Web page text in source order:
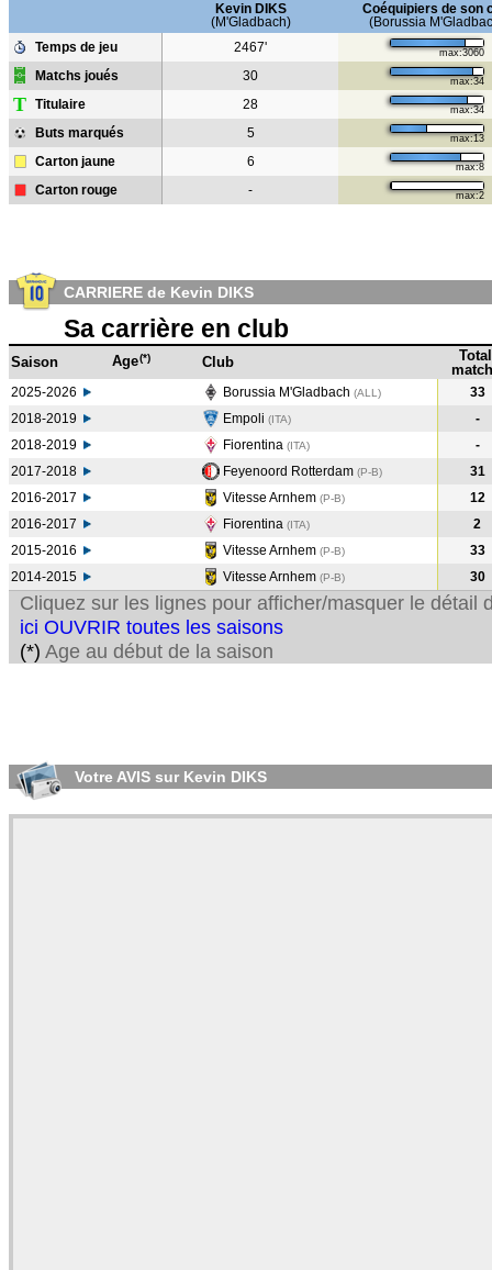
Kevin DIKS
(M'Gladbach)
Coéquipiers de son
(Borussia
Temps de jeu
2467' max:3060
Matchs joués 30 max:34
T Titulaire 28 max:34
Buts marqués 5 max:13
Carton jaune 6 max:8
Carton rouge - max:2
CARRIERE de Kevin DIKS
Sa carrière en club
Saison Age(*) Club
Total
2025-2026 Borussia M'Gladbach (ALL)
33
2018-2019
Empoli (ITA)
-
2018-2019
Fiorentina (ITA)
-
2017-2018
Feyenoord Rotterdam (P-B)
31
2016-2017
Vitesse Arnhem (P-B)
12
2016-2017
Fiorentina (ITA)
2
2015-2016
Vitesse Arnhem (P-B)
33
2014-2015
Vitesse Arnhem (P-B) 30
Cliquez sur les lignes pour afficher/masquer le détail
ici OUVRIR toutes les saisons
(*) Age au début de la saison
Votre AVIS sur Kevin DIKS